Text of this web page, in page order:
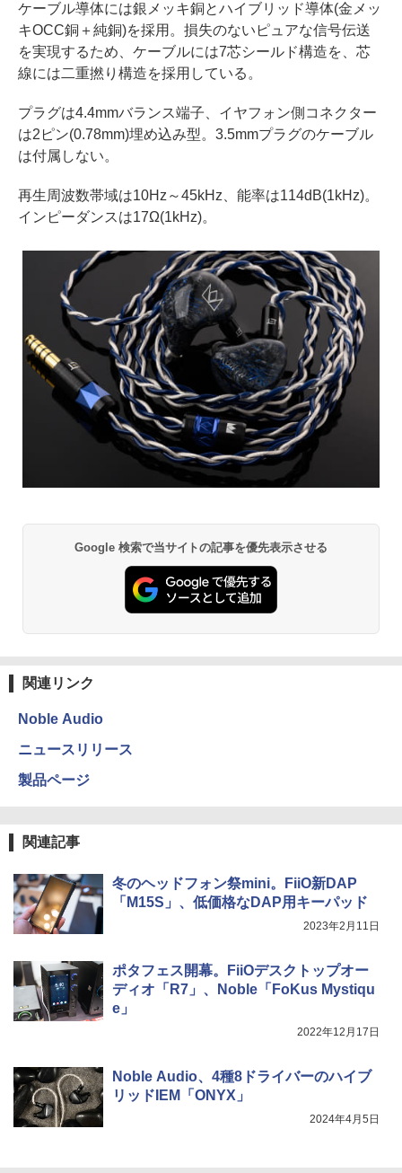
ケーブル導体には銀メッキ銅とハイブリッド導体(金メッ
キOCC銅＋純銅)を採用。損失のないピュアな信号伝送
を実現するため、ケーブルには7芯シールド構造を、芯
線には二重撚り構造を採用している。
プラグは4.4mmバランス端子、イヤフォン側コネクター
は2ピン(0.78mm)埋め込み型。3.5mmプラグのケーブル
は付属しない。
再生周波数帯域は10Hz～45kHz、能率は114dB(1kHz)。
インピーダンスは17Ω(1kHz)。
Google 検索で当サイトの記事を優先表示させる
関連リンク
Noble Audio
ニュースリリース
製品ページ
関連記事
冬のヘッドフォン祭mini。FiiO新DAP
「M15S」、低価格なDAP用キーパッド
2023年2月11日
ポタフェス開幕。FiiOデスクトップオー
ディオ「R7」、Noble「FoKus Mystiqu
e」
2022年12月17日
Noble Audio、4種8ドライバーのハイブ
リッドIEM「ONYX」
2024年4月5日